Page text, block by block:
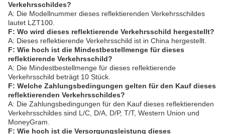
Verkehrsschildes?
A: Die Modellnummer dieses reflektierenden Verkehrsschildes
lautet LZT100.
F: Wo wird dieses reflektierende Verkehrsschild hergestellt?
A: Dieses reflektierende Verkehrsschild ist in China hergestellt.
F: Wie hoch ist die Mindestbestellmenge für dieses
reflektierende Verkehrsschild?
A: Die Mindestbestellmenge für dieses reflektierende
Verkehrsschild beträgt 10 Stück.
F: Welche Zahlungsbedingungen gelten für den Kauf dieses
reflektierenden Verkehrsschildes?
A: Die Zahlungsbedingungen für den Kauf dieses reflektierenden
Verkehrsschildes sind L/C, D/A, D/P, T/T, Western Union und
MoneyGram.
F: Wie hoch ist die Versorgungsleistung dieses